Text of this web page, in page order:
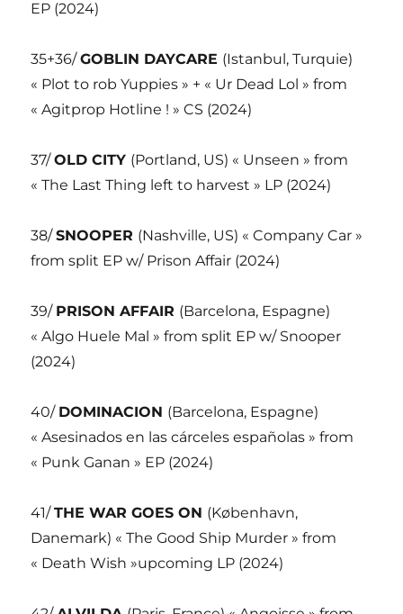
EP (2024)
35+36/GOBLIN DAYCARE (Istanbul, Turquie)
« Plot to rob Yuppies » + « Ur Dead Lol » from
« Agitprop Hotline ! » CS (2024)
37/OLD CITY (Portland, US) « Unseen » from
« The Last Thing left to harvest » LP (2024)
38/SNOOPER (Nashville, US) « Company Car »
from split EP w/ Prison Affair (2024)
39/ PRISON AFFAIR (Barcelona, Espagne)
« Algo Huele Mal » from split EP w/ Snooper
(2024)
40/ DOMINACION (Barcelona, Espagne)
« Asesinados en las cárceles españolas » from
« Punk Ganan » EP (2024)
41/THE WAR GOES ON (København,
Danemark) « The Good Ship Murder » from
« Death Wish »upcoming LP (2024)